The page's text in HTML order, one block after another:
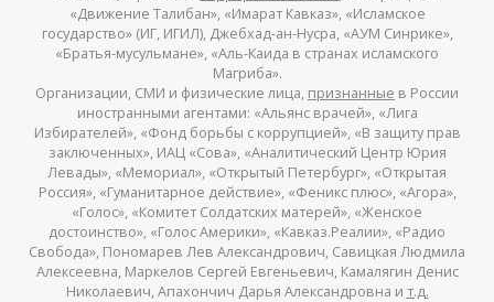
«Движение Талибан», «Имарат Кавказ», «Исламское
государство» (ИГ, ИГИЛ), Джебхад-ан-Нусра, «АУМ Синрике»,
«Братья-мусульмане», «Аль-Каида в странах исламского
Магриба».
Организации, СМИ и физические лица, признанные в России
иностранными агентами: «Альянс врачей», «Лига
Избирателей», «Фонд борьбы с коррупцией», «В защиту прав
заключенных», ИАЦ «Сова», «Аналитический Центр Юрия
Левады», «Мемориал», «Открытый Петербург», «Открытая
Россия», «Гуманитарное действие», «Феникс плюс», «Агора»,
«Голос», «Комитет Солдатских матерей», «Женское
достоинство», «Голос Америки», «Кавказ.Реалии», «Радио
Свобода», Пономарев Лев Александрович, Савицкая Людмила
Алексеевна, Маркелов Сергей Евгеньевич, Камалягин Денис
Николаевич, Апахончич Дарья Александровна и т.д.